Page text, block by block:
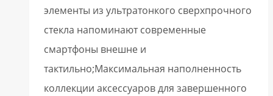
элементы из ультратонкого сверхпрочного
стекла напоминают современные
смартфоны внешне и
тактильно;Максимальная наполненность
коллекции аксессуаров для завершенного